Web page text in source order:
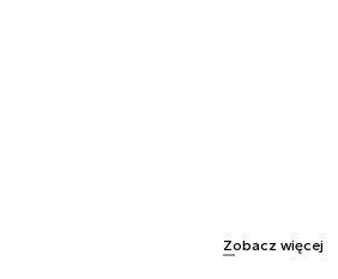
Zobacz więcej